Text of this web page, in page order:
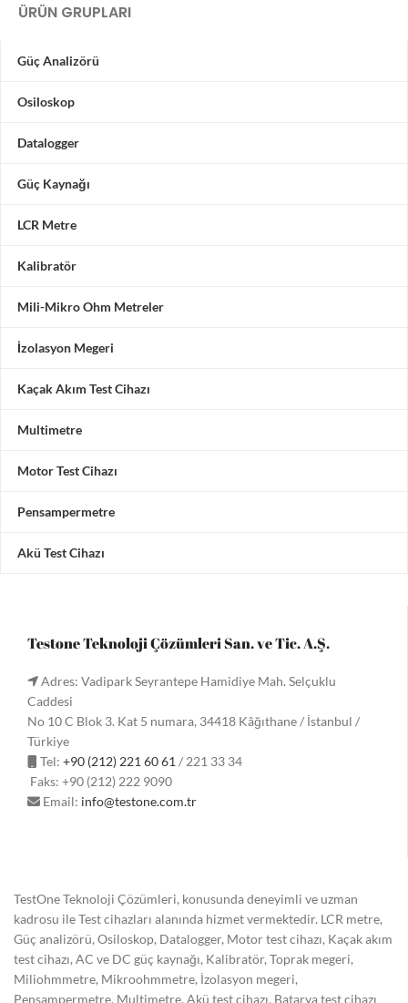
ÜRÜN GRUPLARI
Güç Analizörü
Osiloskop
Datalogger
Güç Kaynağı
LCR Metre
Kalibratör
Mili-Mikro Ohm Metreler
İzolasyon Megeri
Kaçak Akım Test Cihazı
Multimetre
Motor Test Cihazı
Pensampermetre
Akü Test Cihazı
Testone Teknoloji Çözümleri San. ve Tic. A.Ş.
Adres: Vadipark Seyrantepe Hamidiye Mah. Selçuklu
Caddesi
No 10 C Blok 3. Kat 5 numara, 34418 Kâğıthane / İstanbul /
Türkiye
Tel: +90 (212) 221 60 61 / 221 33 34
Faks: +90 (212) 222 9090
Email: info@testone.com.tr
TestOne Teknoloji Çözümleri, konusunda deneyimli ve uzman
kadrosu ile Test cihazları alanında hizmet vermektedir. LCR metre,
Güç analizörü, Osiloskop, Datalogger, Motor test cihazı, Kaçak akım
test cihazı, AC ve DC güç kaynağı, Kalibratör, Toprak megeri,
Miliohmmetre, Mikroohmmetre, İzolasyon megeri,
Pensampermetre, Multimetre, Akü test cihazı, Batarya test cihazı